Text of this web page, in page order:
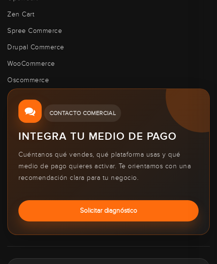
Zen Cart
Spree Commerce
Drupal Commerce
WooCommerce
Oscommerce
CONTACTO COMERCIAL
INTEGRA TU MEDIO DE PAGO
Cuéntanos qué vendes, qué plataforma usas y qué
medio de pago quieres activar. Te orientamos con una
recomendación clara para tu negocio.
Solicitar diagnóstico